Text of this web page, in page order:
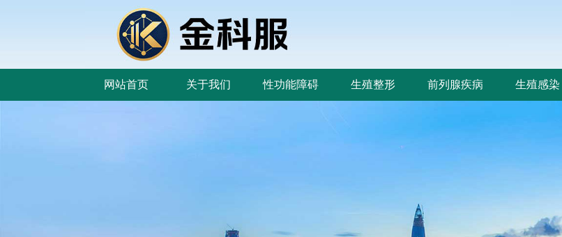
网站首页 关于我们 性功能障碍 生殖整形 前列腺疾病 生殖感染